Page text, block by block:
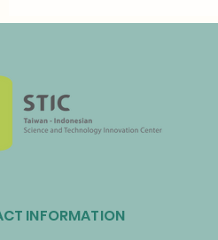
Internasional Taoyuan Bermitra
INFORMATION